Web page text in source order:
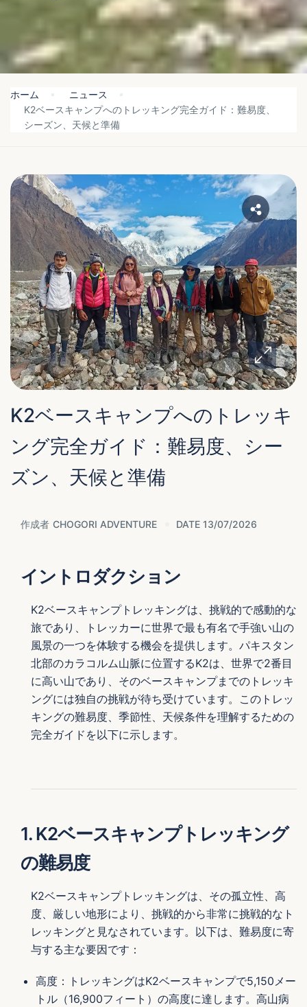
ホーム
ニュース
K2ベースキャンプへのトレッキング完全ガイド：難易度、
シーズン、天候と準備
K2ベースキャンプへのトレッキ
ング完全ガイド：難易度、シー
ズン、天候と準備
作成者 CHOGORI ADVENTURE DATE 13/07/2026
イントロダクション
K2ベースキャンプトレッキングは、挑戦的で感動的な
旅であり、トレッカーに世界で最も有名で手強い山の
風景の一つを体験する機会を提供します。パキスタン
北部のカラコルム山脈に位置するK2は、世界で2番目
に高い山であり、そのベースキャンプまでのトレッキ
ングには独自の挑戦が待ち受けています。このトレッ
キングの難易度、季節性、天候条件を理解するための
完全ガイドを以下に示します。
1. K2ベースキャンプトレッキング
の難易度
K2ベースキャンプトレッキングは、その孤立性、高
度、厳しい地形により、挑戦的から非常に挑戦的なト
レッキングと見なされています。以下は、難易度に寄
与する主な要因です：
高度：トレッキングはK2ベースキャンプで5,150メー
トル（16,900フィート）の高度に達します。高山病